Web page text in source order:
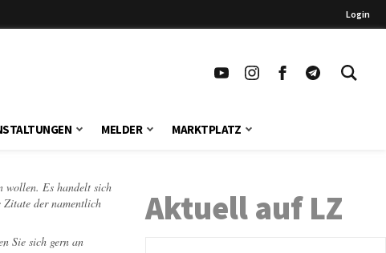
Login
MELDER MARKTPLATZ
wollen. Es handelt sich
Zitate der namentlich
Sie sich gern an
Aktuell auf LZ